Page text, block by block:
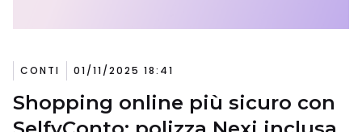
CONTI 01/11/2025 18:41
Shopping online più sicuro con